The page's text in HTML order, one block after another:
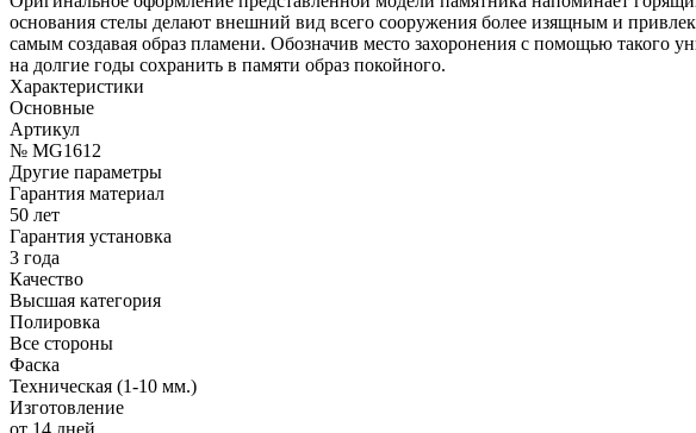
основания стелы делают внешний вид всего сооружения более изящным и
самым создавая образ пламени. Обозначив место захоронения с помощью такого
на долгие годы сохранить в памяти образ покойного.
Характеристики
Основные
Артикул
№ MG1612
Другие параметры
Гарантия материал
50 лет
Гарантия установка
3 года
Качество
Высшая категория
Полировка
Все стороны
Фаска
Техническая (1-10 мм.)
Изготовление
от 14 дней